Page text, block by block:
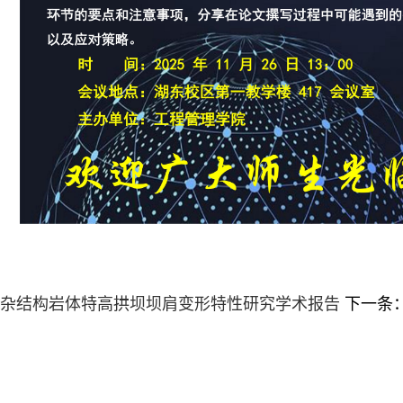
结构岩体特高拱坝坝肩变形特性研究学术报告 下一条